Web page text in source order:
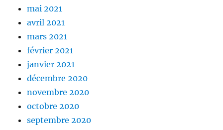
mai 2021
avril 2021
mars 2021
février 2021
janvier 2021
décembre 2020
novembre 2020
octobre 2020
septembre 2020